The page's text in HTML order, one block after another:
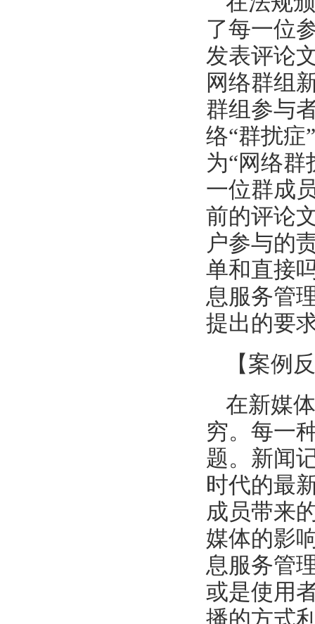
了每一位
发表评论
网络群组
群组参与
络“群扰症
为“网络群
一位群成
前的评论
户参与的
单和直接
息服务管
提出的要
【案例
在新媒
穷。每一
题。新闻
时代的最
成员带来
媒体的影
息服务管
或是使用
播的方式